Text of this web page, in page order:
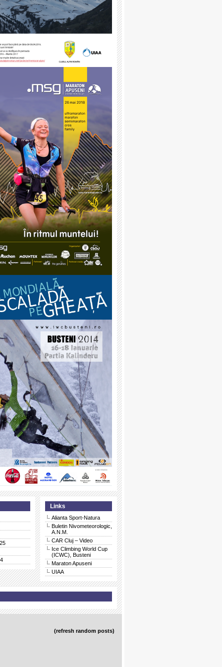
Links
Alianta Sport-Natura
Buletin Nivometeorologic,
A.N.M.
CAR Cluj – Video
Ice Climbing World Cup
(ICWC), Busteni
Maraton Apuseni
UIAA
(refresh random posts)